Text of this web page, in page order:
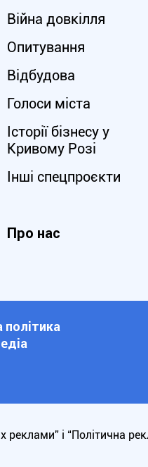
Війна довкілля
Опитування
Відбудова
Голоси міста
Історії бізнесу у
Кривому Розі
Інші спецпроєкти
Про нас
політика
і “Політична